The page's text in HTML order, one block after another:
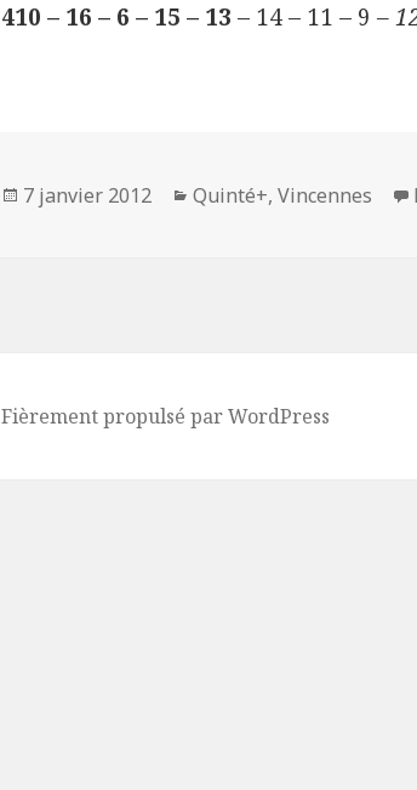
410 – 16 – 6 – 15 – 13 – 14 – 11 – 9 –
Publié
7 janvier 2012 Catégories
Quinté+,Vincennes
Fièrement propulsé par WordPress